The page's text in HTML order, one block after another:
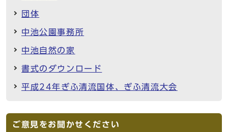
団体
中池公園事務所
中池自然の家
書式のダウンロード
平成24年ぎふ清流国体、ぎふ清流大会
ご意見をお聞かせください